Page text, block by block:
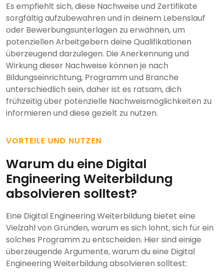
Es empfiehlt sich, diese Nachweise und Zertifikate
sorgfältig aufzubewahren und in deinem Lebenslauf
oder Bewerbungsunterlagen zu erwähnen, um
potenziellen Arbeitgebern deine Qualifikationen
überzeugend darzulegen. Die Anerkennung und
Wirkung dieser Nachweise können je nach
Bildungseinrichtung, Programm und Branche
unterschiedlich sein, daher ist es ratsam, dich
frühzeitig über potenzielle Nachweismöglichkeiten zu
informieren und diese gezielt zu nutzen.
VORTEILE UND NUTZEN
Warum du eine Digital
Engineering Weiterbildung
absolvieren solltest?
Eine Digital Engineering Weiterbildung bietet eine
Vielzahl von Gründen, warum es sich lohnt, sich für ein
solches Programm zu entscheiden. Hier sind einige
überzeugende Argumente, warum du eine Digital
Engineering Weiterbildung absolvieren solltest: